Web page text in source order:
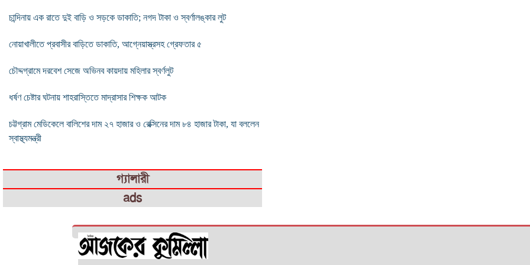
চান্দিনায় এক রাতে দুই বাড়ি ও সড়কে ডাকাতি; নগদ টাকা ও স্বর্ণালঙ্কার লুট
নোয়াখালীতে প্রবাসীর বাড়িতে ডাকাতি, আগ্নেয়াস্ত্রসহ গ্রেফতার ৫
চৌদ্দগ্রামে দরবেশ সেজে অভিনব কায়দায় মহিলার স্বর্ণলুট
ধর্ষণ চেষ্টার ঘটনায় শাহরাস্তিতে মাদ্রাসার শিক্ষক আটক
চট্টগ্রাম মেডিকেলে বালিশের দাম ২৭ হাজার ও রেক্সিনের দাম ৮৪ হাজার টাকা, যা বললেন
স্বাস্থ্যমন্ত্রী
গ্যালারী
ads